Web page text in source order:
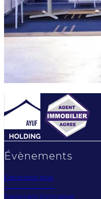
Évènements
Évènement privé
Évènement d'entreprise